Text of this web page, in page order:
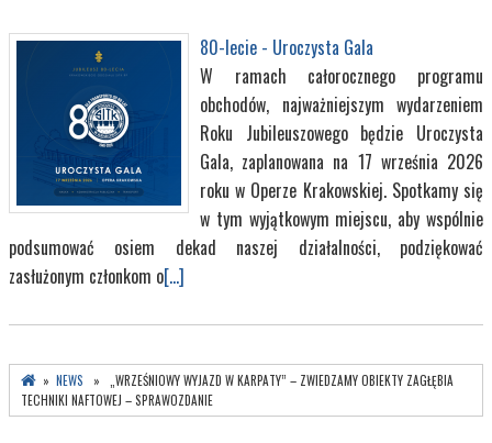
80-lecie - Uroczysta Gala
W ramach całorocznego programu
obchodów, najważniejszym wydarzeniem
Roku Jubileuszowego będzie Uroczysta
Gala, zaplanowana na 17 września 2026
roku w Operze Krakowskiej. Spotkamy się
w tym wyjątkowym miejscu, aby wspólnie
podsumować osiem dekad naszej działalności, podziękować
zasłużonym członkom o[...]
» NEWS » „WRZEŚNIOWY WYJAZD W KARPATY” – ZWIEDZAMY OBIEKTY ZAGŁĘBIA
TECHNIKI NAFTOWEJ – SPRAWOZDANIE